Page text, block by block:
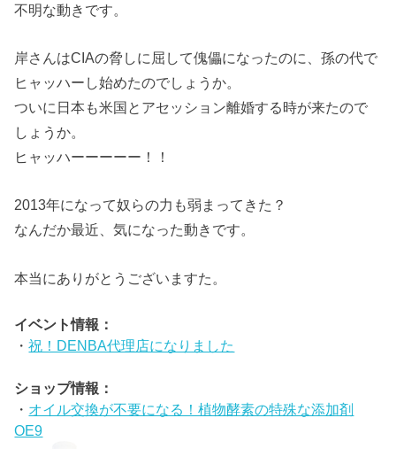
不明な動きです。
岸さんはCIAの脅しに屈して傀儡になったのに、孫の代で
ヒャッハーし始めたのでしょうか。
ついに日本も米国とアセッション離婚する時が来たので
しょうか。
ヒャッハーーーーー！！
2013年になって奴らの力も弱まってきた？
なんだか最近、気になった動きです。
本当にありがとうございますた。
イベント情報：
・祝！DENBA代理店になりました
ショップ情報：
・ オイル交換が不要になる！植物酵素の特殊な添加剤
OE9